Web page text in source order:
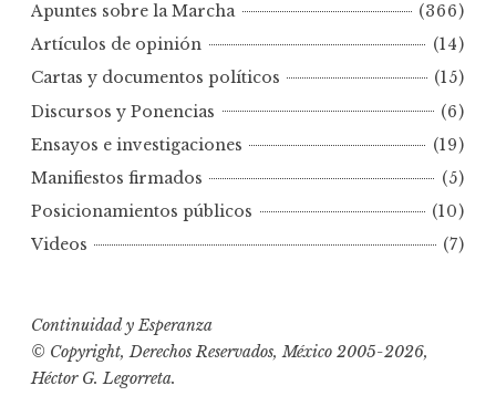
e
s
p
r
f
e
c
a
Apuntes sobre la Marcha
(366)
Artículos de opinión
(14)
Cartas y documentos políticos
(15)
Discursos y Ponencias
(6)
Ensayos e investigaciones
(19)
Manifiestos firmados
(5)
Posicionamientos públicos
(10)
Videos
(7)
Continuidad y Esperanza
© Copyright, Derechos Reservados, México 2005-2026,
Héctor G. Legorreta.